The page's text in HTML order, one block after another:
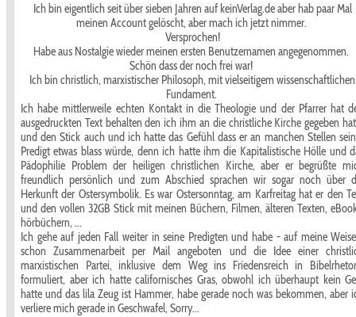
Ich bin eigentlich seit über sieben Jahren auf keinVerlag.de aber hab paar Mal
meinen Account gelöscht, aber mach ich jetzt nimmer.
Versprochen!
Habe aus Nostalgie wieder meinen ersten Benutzernamen angegenommen.
Schön dass der noch frei war!
Ich bin christlich, marxistischer Philosoph, mit vielseitigem wissenschaftlichen
Fundament.
Ich habe mittlerweile echten Kontakt in die Theologie und der Pfarrer hat
ausgedruckten Text behalten den ich ihm an die christliche Kirche gegeben
und den Stick auch und ich hatte das Gefühl dass er an manchen Stellen
Predigt etwas blass würde, denn ich hatte ihm die Kapitalistische Hölle und
Pädophilie Problem der heiligen christlichen Kirche, aber er begrüßte
freundlich persönlich und zum Abschied sprachen wir sogar noch über
Herkunft der Ostersymbolik. Es war Ostersonntag, am Karfreitag hat er den
und den vollen 32GB Stick mit meinen Büchern, Filmen, älteren Texten,
hörbüchern, ...
Ich gehe auf jeden Fall weiter in seine Predigten und habe - auf meine
schon Zusammenarbeit per Mail angeboten und die Idee einer
marxistischen Partei, inklusive dem Weg ins Friedensreich in
formuliert, aber ich hatte californisches Gras, obwohl ich überhaupt kein
hatte und das lila Zeug ist Hammer, habe gerade noch was bekommen, aber
verliere mich gerade in Geschwafel, Sorry...